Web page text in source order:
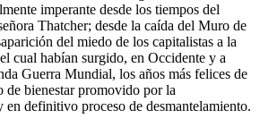
imperante desde los tiempos del
Thatcher; desde la caída del Muro de
del miedo de los capitalistas a la
cual habían surgido, en Occidente y a
Guerra Mundial, los años más felices de
de bienestar promovido por la
en definitivo proceso de desmantelamiento.